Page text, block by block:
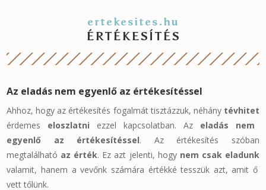
ertekesites.hu
ÉRTÉKESÍTÉS
Az eladás nem egyenlő az értékesítéssel
Ahhoz, hogy az értékesítés fogalmát tisztázzuk, néhány tévhitet
érdemes eloszlatni ezzel kapcsolatban. Az eladás nem
egyenlő az értékesítéssel. Az értékesítés szóban
megtalálható az érték. Ez azt jelenti, hogy nem csak eladunk
valamit, hanem a vevőnk számára értékké tesszük azt, amit ő
vett tőlünk.